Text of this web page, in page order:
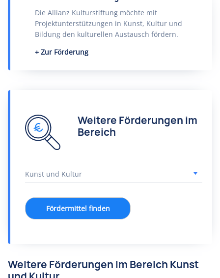
Die Allianz Kulturstiftung möchte mit
Projektunterstützungen in Kunst, Kultur und
Bildung den kulturellen Austausch fördern.
Zur Förderung
Weitere Förderungen im
Bereich
Fördermittel finden
Weitere Förderungen im Bereich Kunst